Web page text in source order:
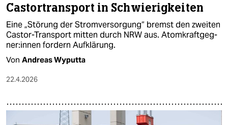
Castortransport in Schwierigkeiten
Eine „Störung der Stromversorgung“ bremst den zweiten
Castor-Transport mitten durch NRW aus. Atom­kraft­geg­
ne­r:in­nen fordern Aufklärung.
Von Andreas Wyputta
22.4.2026